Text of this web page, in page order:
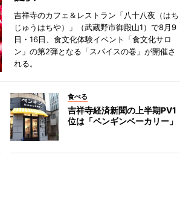
吉祥寺のカフェ＆レストラン「八十八夜（はち
じゅうはちや）」（武蔵野市御殿山1）で8月9
日・16日、食文化体験イベント「食文化サロ
ン」の第2弾となる「スパイスの巻」が開催さ
れる。
食べる
吉祥寺経済新聞の上半期PV1
位は「ペンギンベーカリー」